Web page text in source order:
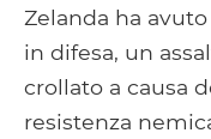
Zelanda ha
in difesa, un
crollato a causa
resistenza